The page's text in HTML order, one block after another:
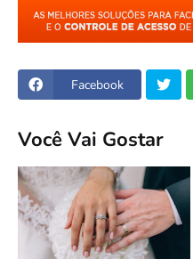
Facebook
Você Vai Gostar